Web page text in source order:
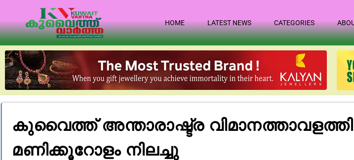
HOME LATEST NEWS CATEGORIES
കുവൈത്ത് അന്താരാഷ്ട്ര
മണിക്കൂറോളം നിലച്ചു